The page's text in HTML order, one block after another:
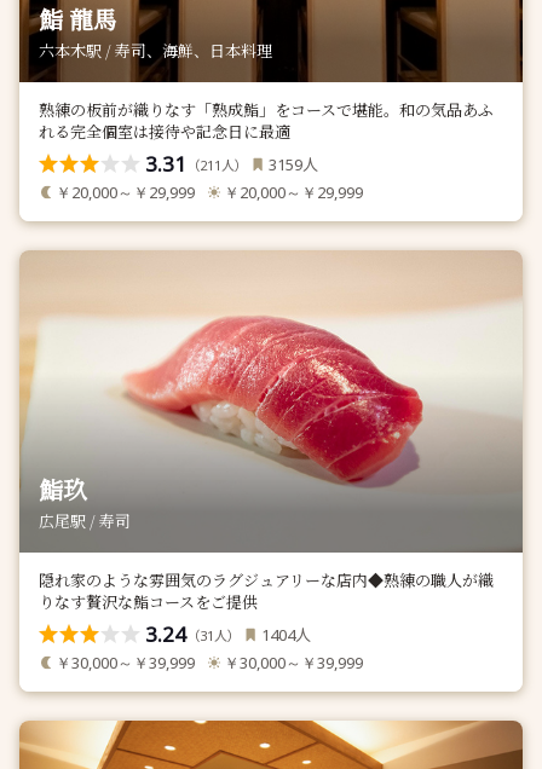
鮨 龍馬
六本木駅 / 寿司、海鮮、日本料理
熟練の板前が織りなす「熟成鮨」をコースで堪能。和の気品あふ
れる完全個室は接待や記念日に最適
3.31 （211 人） 3159人
￥20,000～￥29,999 ￥20,000～￥29,999
鮨玖
広尾駅 / 寿司
隠れ家のような雰囲気のラグジュアリーな店内◆熟練の職人が織
りなす贅沢な鮨コースをご提供
3.24（31 人） 1404人
￥30,000～￥39,999 ￥30,000～￥39,999